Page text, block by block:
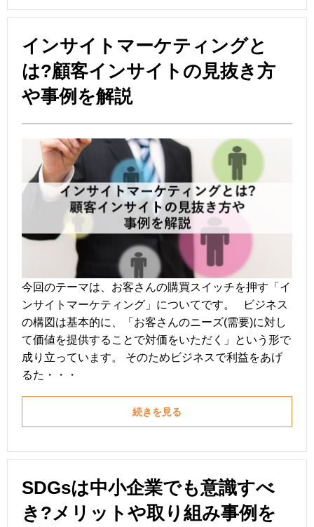
インサイトマーケティングと
は?顧客インサイトの見抜き方
や事例を解説
今回のテーマは、お客さんの購買スイッチを押す「イ
ンサイトマーケティング」についてです。 ビジネス
の構図は基本的に、「お客さんのニーズ(需要)に対し
て価値を提供することで対価をいただく」という形で
成り立っています。 そのためビジネスで利益をあげ
るた・・・
続きを見る
SDGsは中小企業でも意識すべ
き?メリットや取り組み事例を